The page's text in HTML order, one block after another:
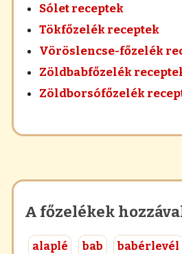
Sólet receptek
Tökfőzelék receptek
Vöröslencse-főzelék
Zöldbabfőzelék
Zöldborsófőzelék
A főzelékek
alaplé bab babérlevél